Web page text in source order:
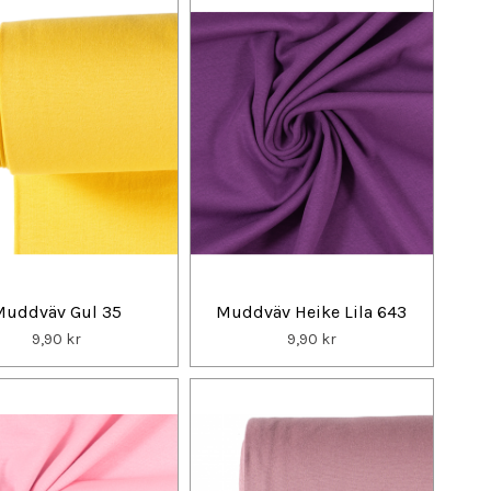
Gul 35
9,90 kr
Muddväv Heike Lila 643
9,90 kr